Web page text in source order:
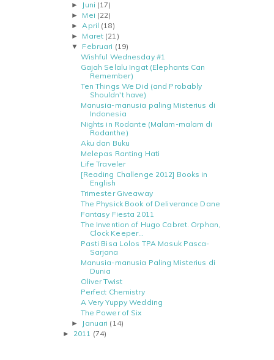
► Juni (17)
► Mei (22)
►April (18)
► Maret (21)
▼ Februari (19)
Wishful Wednesday #1
Gajah Selalu Ingat (Elephants Can
Remember)
Ten Things We Did (and Probably
Shouldn't have)
Manusia-manusia paling Misterius di
Indonesia
Nights in Rodante (Malam-malam di
Rodanthe)
Aku dan Buku
Melepas Ranting Hati
Life Traveler
[Reading Challenge 2012] Books in
English
Trimester Giveaway
The Physick Book of Deliverance Dane
Fantasy Fiesta 2011
The Invention of Hugo Cabret. Orphan,
Clock Keeper...
Pasti Bisa Lolos TPA Masuk Pasca-
Sarjana
Manusia-manusia Paling Misterius di
Dunia
Oliver Twist
Perfect Chemistry
A Very Yuppy Wedding
The Power of Six
► Januari (14)
► 2011 (74)